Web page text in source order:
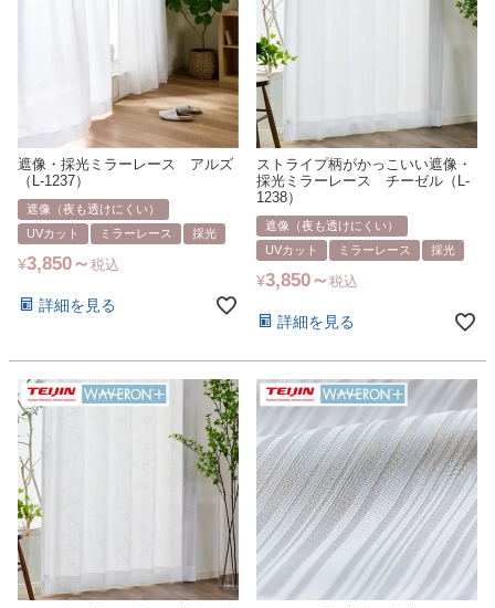
遮像・採光ミラーレース アルズ
（L-1237）
遮像（夜も透けにくい）
UVカット
ミラーレース 採光
¥3,850 税込
詳細を見る
ストライプ柄がかっこいい遮像・
採光ミラーレース チーゼル（L-
1238）
遮像（夜も透けにくい）
UVカット
ミラーレース 採光
¥3,850 税込
詳細を見る